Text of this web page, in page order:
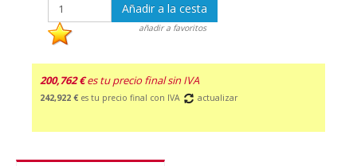
Añadir a la cesta
añadir a favoritos
200,762 € es tu precio final sin IVA
242,922 € es tu precio final con IVA actualizar